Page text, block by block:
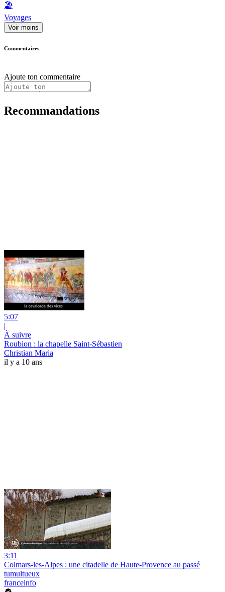
🏖
Voyages
Voir moins
Commentaires
Ajoute ton commentaire
Recommandations
5:07
|
À suivre
Roubion : la chapelle Saint-Sébastien
Christian Maria
il y a 10 ans
3:11
Colmars-les-Alpes : une citadelle de Haute-Provence au passé
tumultueux
franceinfo